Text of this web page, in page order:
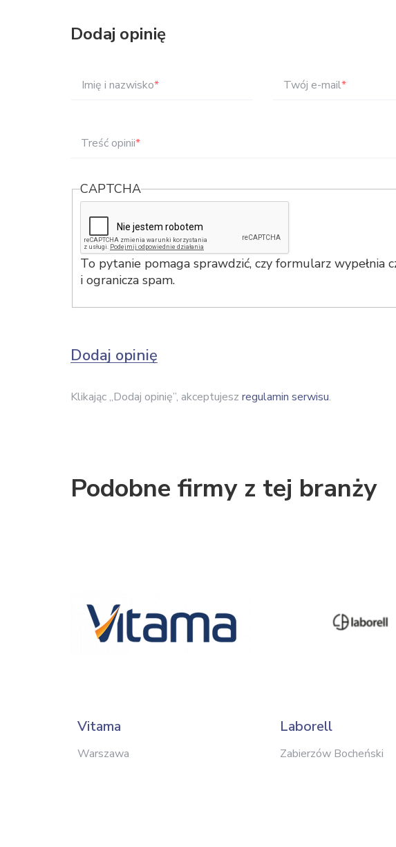
Dodaj opinię
Imię i nazwisko* Twój e-mail*
Treść opinii*
CAPTCHA
To pytanie pomaga sprawdzić, czy formularz wypełnia
i ogranicza spam.
Dodaj opinię
Klikając „Dodaj opinię”, akceptujesz regulamin serwisu.
Podobne firmy z tej branży
Vitama
Warszawa
Laborell
Zabierzów Bocheński